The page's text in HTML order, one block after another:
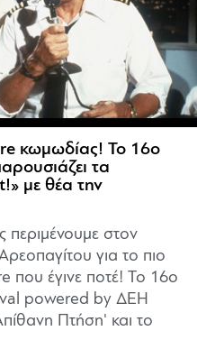
κωμωδίας! Το 16ο
τα
με θέα την
περιμένουμε στον
για το πιο
που έγινε ποτέ! Το 16ο
powered by ΔΕΗ
Πτήση' και το